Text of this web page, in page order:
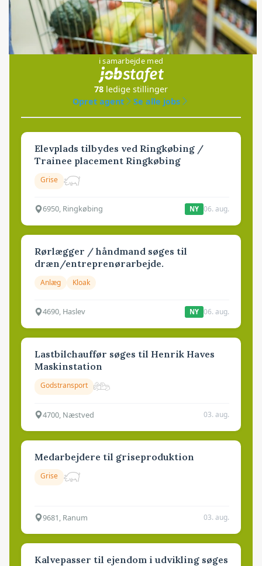
Jobs
i samarbejde med
78 ledige stillinger
Opret agent
Se alle jobs
Elevplads tilbydes ved Ringkøbing /
Trainee placement Ringkøbing
Grise
6950, Ringkøbing NY 06. aug.
Rørlægger / håndmand søges til
dræn/entreprenørarbejde.
Anlæg Kloak
4690, Haslev NY 06. aug.
Lastbilchauffør søges til Henrik Haves
Maskinstation
Godstransport
4700, Næstved 03. aug.
Medarbejdere til griseproduktion
Grise
9681, Ranum 03. aug.
Kalvepasser til ejendom i udvikling søges